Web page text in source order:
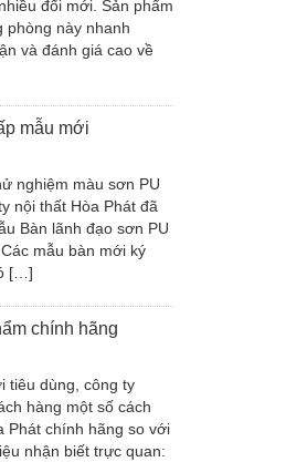
đổi mới. Sản phẩm
phòng này nhanh
và đánh giá cao về
mẫu mới
nghiệm màu sơn PU
nội thất Hòa Phát đã
Bàn lãnh đạo sơn PU
mẫu bàn mới ký
[…]
chính hãng
tiêu dùng, công ty
hàng một số cách
Phát chính hãng so với
nhận biết trực quan: